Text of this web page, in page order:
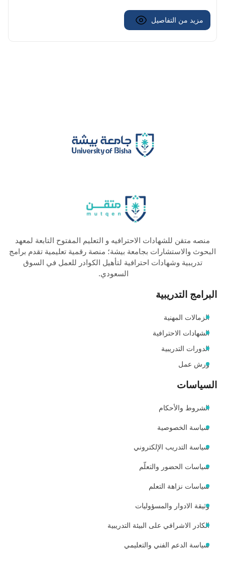
مزيد من التفاصيل
منصه متقن للشهادات الاحترافيه و التعليم المفتوح التابعة لمعهد
البحوث والاستشارات بجامعة بيشة؛ منصة رقمية تعليمية تقدم برامج
تدريبية وشهادات احترافية لتأهيل الكوادر للعمل في السوق
السعودي.
البرامج التدريبية
الزمالات المهنية
الشهادات الاحترافية
الدورات التدريبية
ورش عمل
السياسات
الشروط والأحكام
سياسة الخصوصية
سياسة التدريب الإلكتروني
سياسات الحضور والتعلّم
سياسات نزاهة التعلم
وثيقة الادوار والمسؤوليات
الكادر الاشرافي على البيئة التدريبية
سياسة الدعم الفني والتعليمي